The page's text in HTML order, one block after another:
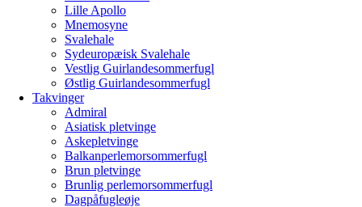
Lille Apollo
Mnemosyne
Svalehale
Sydeuropæisk Svalehale
Vestlig Guirlandesommerfugl
Østlig Guirlandesommerfugl
Takvinger
Admiral
Asiatisk pletvinge
Askepletvinge
Balkanperlemorsommerfugl
Brun pletvinge
Brunlig perlemorsommerfugl
Dagpåfugleøje